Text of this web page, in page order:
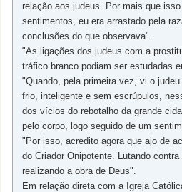
relação aos judeus. Por mais que
sentimentos, eu era arrastado pela
conclusões do que observava".
"As ligações dos judeus com a
tráfico branco podiam ser estudadas
"Quando, pela primeira vez, vi o
frio, inteligente e sem escrúpulos,
dos vícios do rebotalho da grande
pelo corpo, logo seguido de um
"Por isso, acredito agora que ajo de
do Criador Onipotente. Lutando
realizando a obra de Deus".
Em relação direta com a Igreja